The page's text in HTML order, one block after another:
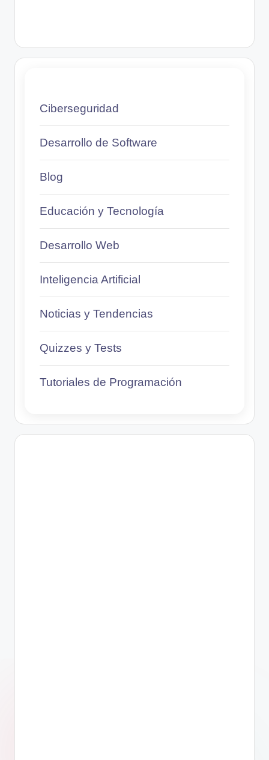
Ciberseguridad
Desarrollo de Software
Blog
Educación y Tecnología
Desarrollo Web
Inteligencia Artificial
Noticias y Tendencias
Quizzes y Tests
Tutoriales de Programación